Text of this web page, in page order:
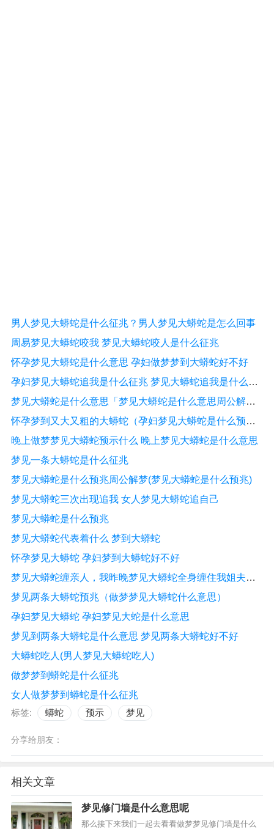
男人梦见大蟒蛇是什么征兆？男人梦见大蟒蛇是怎么回事
周易梦见大蟒蛇咬我 梦见大蟒蛇咬人是什么征兆
怀孕梦见大蟒蛇是什么意思 孕妇做梦梦到大蟒蛇好不好
孕妇梦见大蟒蛇追我是什么征兆 梦见大蟒蛇追我是什么征兆
梦见大蟒蛇是什么意思「梦见大蟒蛇是什么意思周公解梦」
怀孕梦到又大又粗的大蟒蛇（孕妇梦见大蟒蛇是什么预兆）
晚上做梦梦见大蟒蛇预示什么 晚上梦见大蟒蛇是什么意思
梦见一条大蟒蛇是什么征兆
梦见大蟒蛇是什么预兆周公解梦(梦见大蟒蛇是什么预兆)
梦见大蟒蛇三次出现追我 女人梦见大蟒蛇追自己
梦见大蟒蛇是什么预兆
梦见大蟒蛇代表着什么 梦到大蟒蛇
怀孕梦见大蟒蛇 孕妇梦到大蟒蛇好不好
梦见大蟒蛇缠亲人，我昨晚梦见大蟒蛇全身缠住我姐夫，我老婆用手拨我用棍子打
梦见两条大蟒蛇预兆（做梦梦见大蟒蛇什么意思）
孕妇梦见大蟒蛇 孕妇梦见大蛇是什么意思
梦见到两条大蟒蛇是什么意思 梦见两条大蟒蛇好不好
大蟒蛇吃人(男人梦见大蟒蛇吃人)
做梦梦到蟒蛇是什么征兆
女人做梦梦到蟒蛇是什么征兆
标签:
蟒蛇 预示 梦见
分享给朋友：
相关文章
梦见修门墙是什么意思呢
那么接下来我们一起去看看做梦梦见修门墙是什么